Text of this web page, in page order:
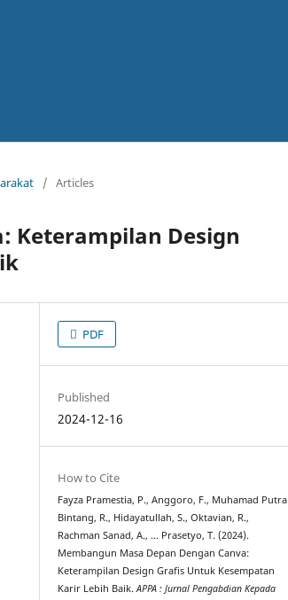
/ Articles
Keterampilan Design
PDF
Published
2024-12-16
How to Cite
Fayza Pramestia, P., Anggoro, F., Muhamad Putra
Bintang, R., Hidayatullah, S., Oktavian, R.,
Rachman Sanad, A., … Prasetyo, T. (2024).
Membangun Masa Depan Dengan Canva:
Keterampilan Design Grafis Untuk Kesempatan
Karir Lebih Baik.APPA : Jurnal Pengabdian Kepada